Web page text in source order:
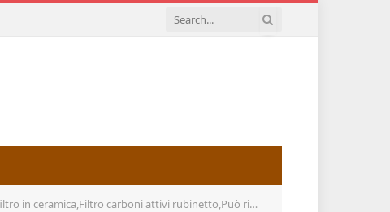
rubinetto,Può rimuovere Piombo,Cloro,Calcare,Pesticidi e altri